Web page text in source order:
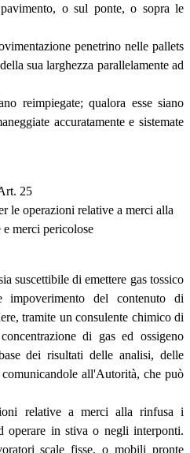
o sul ponte, o sopra le
penetrino nelle pallets
sua larghezza parallelamente ad
reimpiegate; qualora esse siano
accuratamente e sistemate
25
le operazioni relative a merci alla
merci pericolose
suscettibile di emettere gas tossico
del contenuto di
tramite un consulente chimico di
di gas ed ossigeno
dei risultati delle analisi, delle
all'Autorità, che può
relative a merci alla rinfusa i
operare in stiva o negli interponti.
scale fisse, o mobili pronte